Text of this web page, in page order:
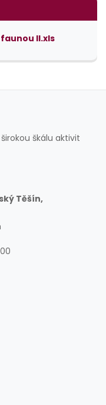
II.xls
škálu aktivit
Těšín,